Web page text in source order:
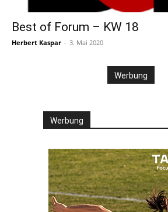
Best of Forum – KW 18
Herbert Kaspar - 3. Mai 2020
Werbung
Werbung